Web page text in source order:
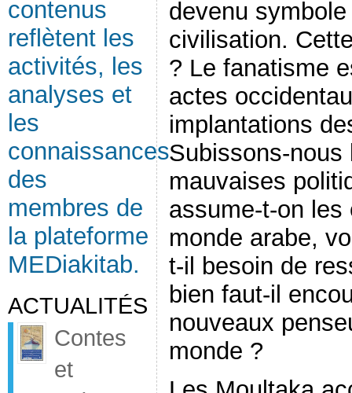
contenus
reflètent les
activités, les
analyses et
les
connaissances
des
membres de
la plateforme
MEDiakitab.
ACTUALITÉS
Contes
et
devenu
civilisation.
? Le fanatisme
actes
implantations
Subissons-
mauvaises
assume-t-on les
monde arabe,
t-il besoin de
bien faut-il
nouveaux
monde ?